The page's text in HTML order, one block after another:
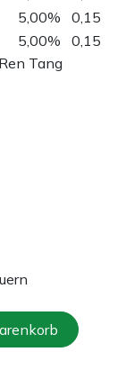
5,00%
0,15
5,00%
0,15
Tang